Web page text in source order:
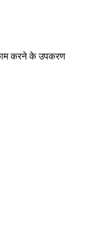
करने के उपकरण